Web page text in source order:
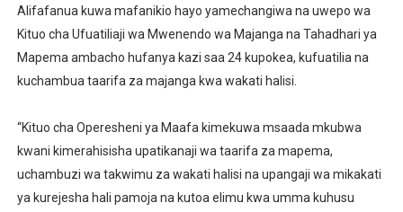
Alifafanua kuwa mafanikio hayo yamechangiwa na uwepo wa
Kituo cha Ufuatiliaji wa Mwenendo wa Majanga na Tahadhari ya
Mapema ambacho hufanya kazi saa 24 kupokea, kufuatilia na
kuchambua taarifa za majanga kwa wakati halisi.
“Kituo cha Operesheni ya Maafa kimekuwa msaada mkubwa
kwani kimerahisisha upatikanaji wa taarifa za mapema,
uchambuzi wa takwimu za wakati halisi na upangaji wa mikakati
ya kurejesha hali pamoja na kutoa elimu kwa umma kuhusu